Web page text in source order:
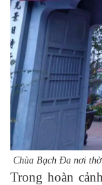
Chùa Bạch Đa nơi
Trong hoàn